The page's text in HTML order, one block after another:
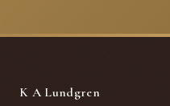
K A Lundgren